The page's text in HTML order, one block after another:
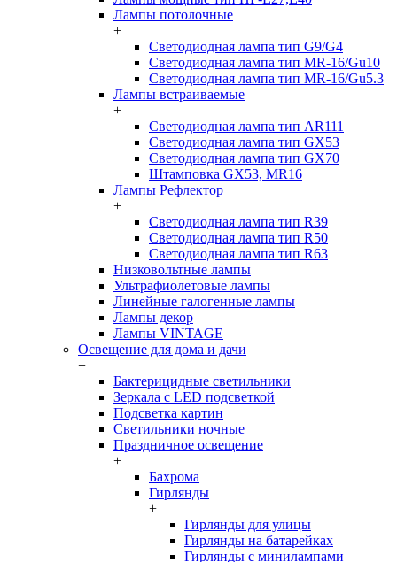
Лампы потолочные
+
Светодиодная лампа тип G9/G4
Светодиодная лампа тип MR-16/Gu10
Светодиодная лампа тип MR-16/Gu5.3
Лампы встраиваемые
+
Светодиодная лампа тип AR111
Светодиодная лампа тип GX53
Светодиодная лампа тип GX70
Штамповка GX53, MR16
Лампы Рефлектор
+
Светодиодная лампа тип R39
Светодиодная лампа тип R50
Светодиодная лампа тип R63
Низковольтные лампы
Ультрафиолетовые лампы
Линейные галогенные лампы
Лампы декор
Лампы VINTAGE
Освещение для дома и дачи
+
Бактерицидные светильники
Зеркала с LED подсветкой
Подсветка картин
Светильники ночные
Праздничное освещение
+
Бахрома
Гирлянды
+
Гирлянды для улицы
Гирлянды на батарейках
Гирлянды с минилампами